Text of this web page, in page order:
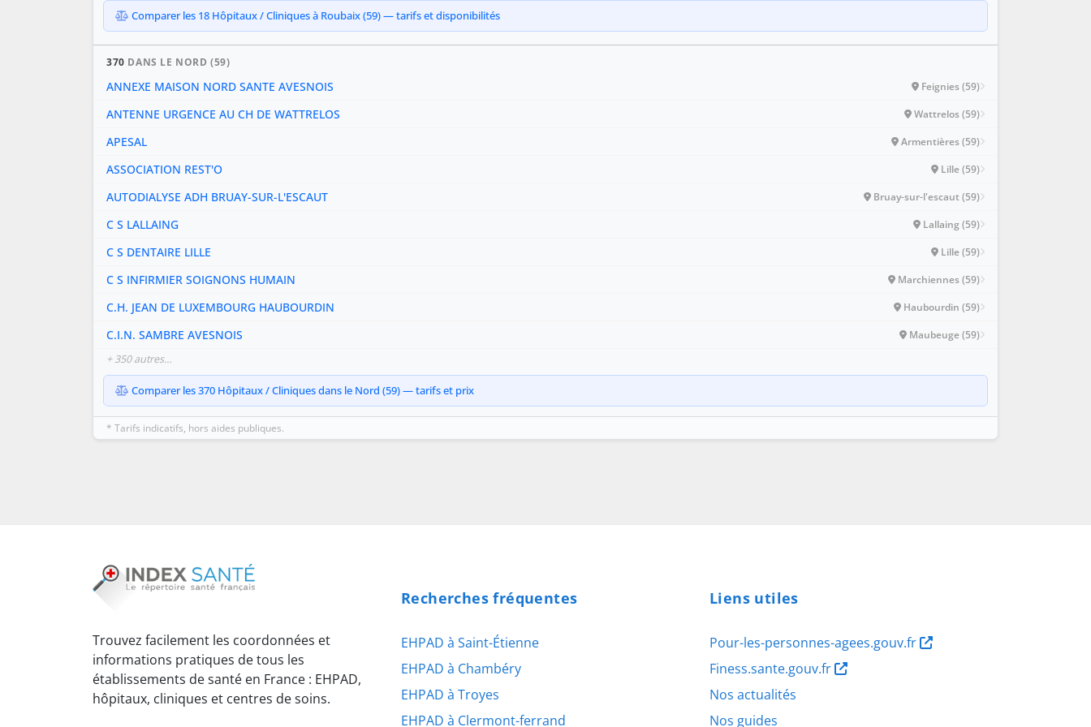
Comparer les 18 Hôpitaux / Cliniques à Roubaix (59) — tarifs et disponibilités
370 DANS LE NORD (59)
ANNEXE MAISON NORD SANTE AVESNOIS Feignies (59)
ANTENNE URGENCE AU CH DE WATTRELOS Wattrelos (59)
APESAL Armentières (59)
ASSOCIATION REST'O Lille (59)
AUTODIALYSE ADH BRUAY-SUR-L'ESCAUT Bruay-sur-l'escaut (59)
C S LALLAING Lallaing (59)
C S DENTAIRE LILLE Lille (59)
C S INFIRMIER SOIGNONS HUMAIN Marchiennes (59)
C.H. JEAN DE LUXEMBOURG HAUBOURDIN Haubourdin (59)
C.I.N. SAMBRE AVESNOIS
Maubeuge (59)
+ 350 autres…
Comparer les 370 Hôpitaux / Cliniques dans le Nord (59) — tarifs et prix
* Tarifs indicatifs, hors aides publiques.
Trouvez facilement les coordonnées et
informations pratiques de tous les
établissements de santé en France : EHPAD,
hôpitaux, cliniques et centres de soins.
Recherches fréquentes
EHPAD à Saint-Étienne
EHPAD à Chambéry
EHPAD à Troyes
EHPAD à Clermont-ferrand
Liens utiles
Pour-les-personnes-agees.gouv.fr
Finess.sante.gouv.fr
Nos actualités
Nos guides